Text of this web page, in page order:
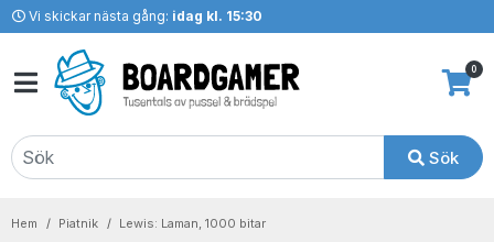
Vi skickar nästa gång: idag kl. 15:30
Sök
0
Hem Piatnik Lewis: Laman, 1000 bitar